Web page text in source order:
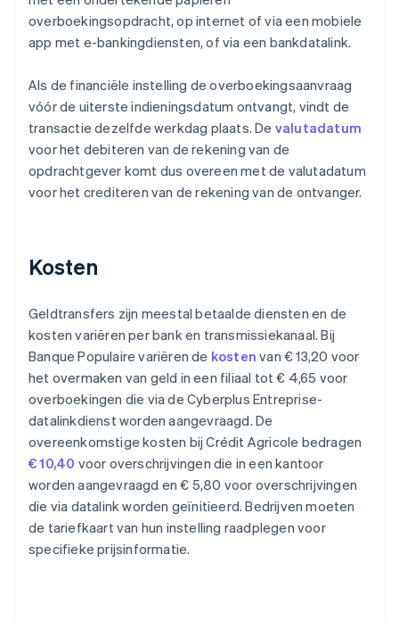
overboekingsopdracht, op internet of via een mobiele
app met e-bankingdiensten, of via een bankdatalink.
Als de financiële instelling de overboekingsaanvraag
vóór de uiterste indieningsdatum ontvangt, vindt de
transactie dezelfde werkdag plaats. De valutadatum
voor het debiteren van de rekening van de
opdrachtgever komt dus overeen met de valutadatum
voor het crediteren van de rekening van de ontvanger.
Kosten
Geldtransfers zijn meestal betaalde diensten en de
kosten variëren per bank en transmissiekanaal. Bij
Banque Populaire variëren de kosten van € 13,20 voor
het overmaken van geld in een filiaal tot € 4,65 voor
overboekingen die via de Cyberplus Entreprise-
datalinkdienst worden aangevraagd. De
overeenkomstige kosten bij Crédit Agricole bedragen
€ 10,40 voor overschrijvingen die in een kantoor
worden aangevraagd en € 5,80 voor overschrijvingen
die via datalink worden geïnitieerd. Bedrijven moeten
de tariefkaart van hun instelling raadplegen voor
specifieke prijsinformatie.